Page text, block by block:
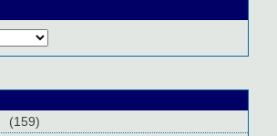
(159)